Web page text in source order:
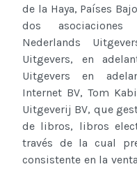
de la Haya, Países
dos asociaciones
Nederlands
Uitgevers, en
Uitgevers en
Internet BV, Tom
Uitgeverij BV, que
de libros, libros
través de la cual
consistente en la